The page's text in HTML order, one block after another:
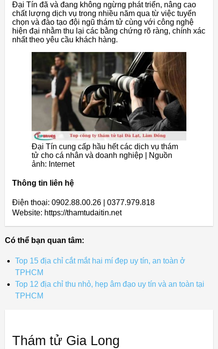
Đại Tín đã và đang không ngừng phát triển, nâng cao
chất lượng dịch vụ trong nhiều năm qua từ việc tuyển
chọn và đào tạo đội ngũ thám tử cùng với công nghệ
hiện đại nhằm thu lại các bằng chứng rõ ràng, chính xác
nhất theo yêu cầu khách hàng.
Đại Tín cung cấp hầu hết các dịch vụ thám
tử cho cá nhân và doanh nghiệp | Nguồn
ảnh: Internet
Thông tin liên hệ
Điện thoại: 0902.88.00.26 | 0377.979.818
Website: https://thamtudaitin.net
Có thể bạn quan tâm:
Top 15 địa chỉ cắt mắt hai mí đẹp uy tín, an toàn ở
TPHCM
Top 12 địa chỉ thu nhỏ, hẹp âm đạo uy tín và an toàn tại
TPHCM
Thám tử Gia Long